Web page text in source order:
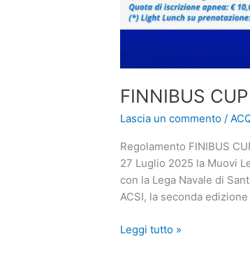
FINNIBUS
Lascia un commento /
Regolamento FINIBUS
27 Luglio 2025 la Muovi
con la Lega Navale di
ACSI, la seconda
FINNIBUS
Leggi tutto »